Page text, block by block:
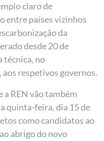
claro de
entre países vizinhos
da
desde 20 de
técnica, no
respetivos governos.
a REN vão também
quinta-feira, dia 15 de
como candidatos ao
abrigo do novo